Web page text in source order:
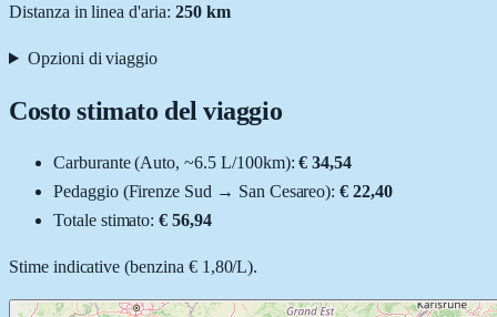
Distanza in linea d'aria: 250km
Opzioni di viaggio
Costo stimato del viaggio
Carburante (Auto, ~6.5 L/100km): € 34,54
Pedaggio (Firenze Sud → San Cesareo): € 22,40
Totale stimato:€ 56,94
Stime indicative (benzina € 1,80/L).